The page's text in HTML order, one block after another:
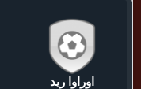
اوراوا ريد